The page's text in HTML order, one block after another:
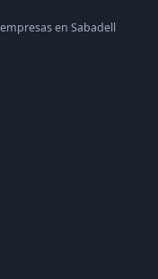
en Sabadell